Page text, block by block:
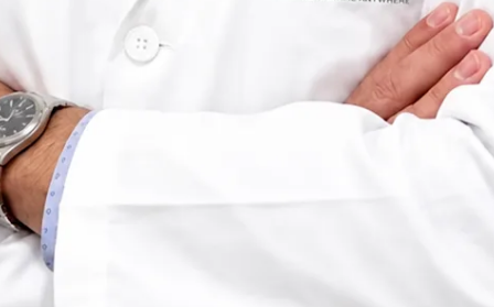
Pediatra
Consultas de clínica geral
Idiomas